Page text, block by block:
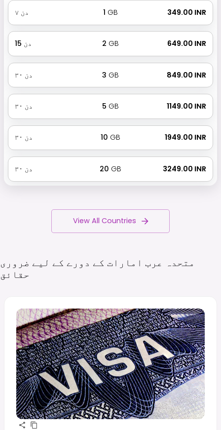
۷ دن 1 GB ₹ 349.00 INR
15 دن 2 GB ₹ 649.00 INR
۳۰ دن 3 GB ₹ 849.00 INR
۳۰ دن 5 GB ₹ 1149.00 INR
۳۰ دن 10 GB ₹ 1949.00 INR
۳۰ دن 20 GB ₹ 3249.00 INR
View All Countries
متحدہ عرب امارات کے دورے کے لیے ضروری
حقائق